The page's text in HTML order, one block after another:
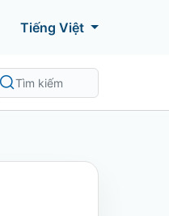
Tiếng Việt